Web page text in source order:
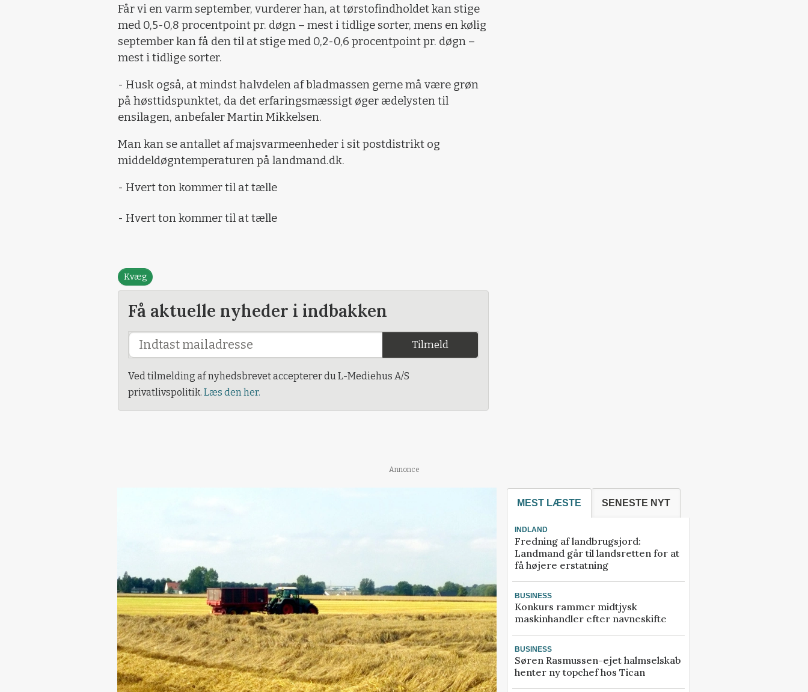
Får vi en varm september, vurderer han, at tørstofindholdet kan stige
med 0,5-0,8 procentpoint pr. døgn – mest i tidlige sorter, mens en kølig
september kan få den til at stige med 0,2-0,6 procentpoint pr. døgn –
mest i tidlige sorter.
- Husk også, at mindst halvdelen af bladmassen gerne må være grøn
på høsttidspunktet, da det erfaringsmæssigt øger ædelysten til
ensilagen, anbefaler Martin Mikkelsen.
Man kan se antallet af majsvarmeenheder i sit postdistrikt og
middeldøgntemperaturen på landmand.dk.
- Hvert ton kommer til at tælle
- Hvert ton kommer til at tælle
Kvæg
Få aktuelle nyheder i indbakken
Tilmeld
Ved tilmelding af nyhedsbrevet accepterer du L-Mediehus A/S
privatlivspolitik. Læs den her.
Annonce
MEST LÆSTE SENESTE NYT
INDLAND
Fredning af landbrugsjord:
Landmand går til landsretten for at
få højere erstatning
BUSINESS
Konkurs rammer midtjysk
maskinhandler efter navneskifte
BUSINESS
Søren Rasmussen-ejet halmselskab
henter ny topchef hos Tican